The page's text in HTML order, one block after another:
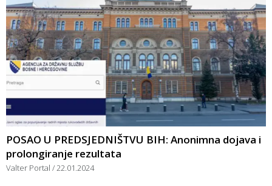
POSAO U PREDSJEDNIŠTVU BIH: Anonimna dojava i
prolongiranje rezultata
Valter Portal 22.01.2024